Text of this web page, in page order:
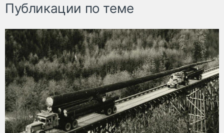
Публикации по теме